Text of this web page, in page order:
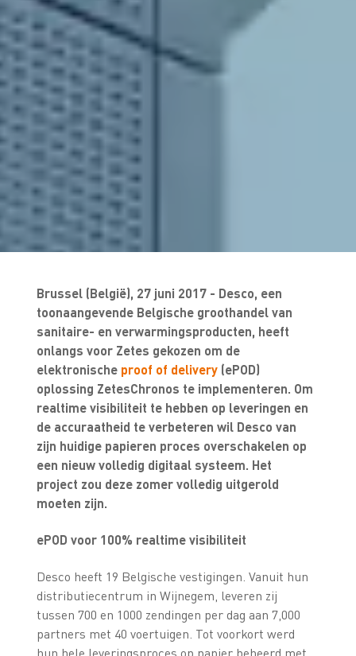
Brussel (België), 27 juni 2017 - Desco, een
toonaangevende Belgische groothandel van
sanitaire- en verwarmingsproducten, heeft
onlangs voor Zetes gekozen om de
elektronische proof of delivery(ePOD)
oplossing ZetesChronos te implementeren. Om
realtime visibiliteit te hebben op leveringen en
de accuraatheid te verbeteren wil Desco van
zijn huidige papieren proces overschakelen op
een nieuw volledig digitaal systeem. Het
project zou deze zomer volledig uitgerold
moeten zijn.
ePOD voor 100% realtime visibiliteit
Desco heeft 19 Belgische vestigingen. Vanuit hun
distributiecentrum in Wijnegem, leveren zij
tussen 700 en 1000 zendingen per dag aan 7,000
partners met 40 voertuigen. Tot voorkort werd